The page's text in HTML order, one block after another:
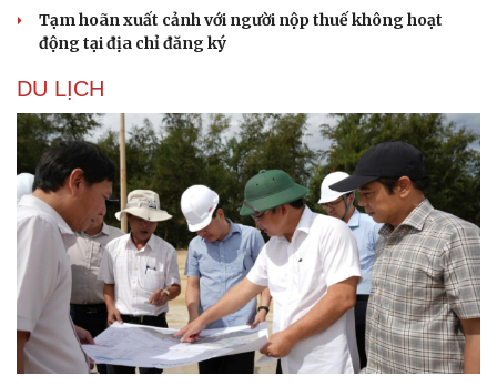
Tạm hoãn xuất cảnh với người nộp thuế không hoạt
động tại địa chỉ đăng ký
DU LỊCH